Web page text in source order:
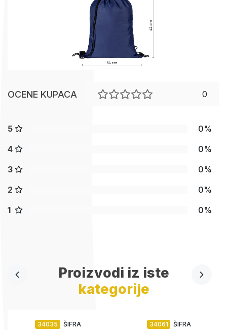
OCENE KUPACA 0
5
0%
4
0%
3
0%
2
0%
1
0%
Proizvodi iz iste
kategorije
ŠIFRA
34035 ŠIFRA
34061